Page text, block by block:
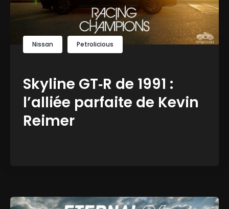
Nissan Petrolicious
Skyline GT‑R de 1991 :
l’alliée parfaite de Kevin
Reimer